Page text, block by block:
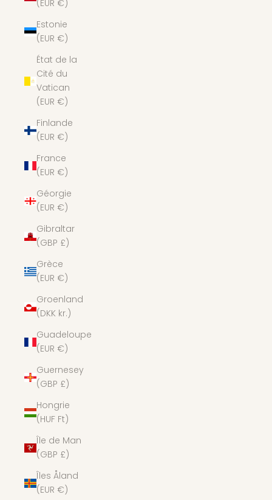
(EUR €)
Estonie
(EUR €)
État de la
Cité du
Vatican
(EUR €)
Finlande
(EUR €)
France
(EUR €)
Géorgie
(EUR €)
Gibraltar
(GBP £)
Grèce
(EUR €)
Groenland
(DKK kr.)
Guadeloupe
(EUR €)
Guernesey
(GBP £)
Hongrie
(HUF Ft)
Île de Man
(GBP £)
Îles Åland
(EUR €)